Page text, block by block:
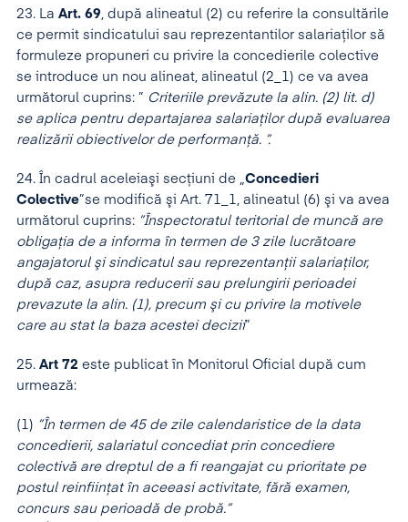
23. La Art. 69, după alineatul (2) cu referire la consultările
ce permit sindicatului sau reprezentantilor salariaţilor să
formuleze propuneri cu privire la concedierile colective
se introduce un nou alineat, alineatul (2_1) ce va avea
următorul cuprins: ” Criteriile prevăzute la alin. (2) lit. d)
se aplica pentru departajarea salariaţilor după evaluarea
realizării obiectivelor de performanţă. ”.
24. În cadrul aceleiaşi secţiuni de „Concedieri
Colective”se modifică şi Art. 71_1, alineatul (6) şi va avea
următorul cuprins: ”Înspectoratul teritorial de muncă are
obligaţia de a informa în termen de 3 zile lucrătoare
angajatorul şi sindicatul sau reprezentanţii salariaţilor,
după caz, asupra reducerii sau prelungirii perioadei
prevazute la alin. (1), precum şi cu privire la motivele
care au stat la baza acestei decizii”
25. Art 72 este publicat în Monitorul Oficial după cum
urmează:
(1) ”În termen de 45 de zile calendaristice de la data
concedierii, salariatul concediat prin concediere
colectivă are dreptul de a fi reangajat cu prioritate pe
postul reinfiinţat în aceeasi activitate, fără examen,
concurs sau perioadă de probă.”